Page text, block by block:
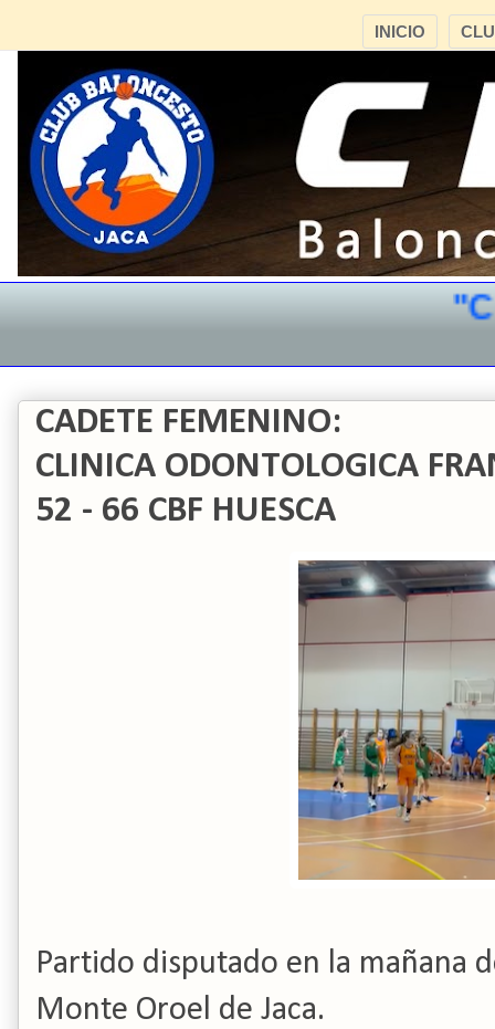
INICIO
"CB
CADETE FEMENINO:
CLINICA ODONTOLOGICA
52 - 66 CBF HUESCA
Partido disputado en la mañana
Monte Oroel de Jaca.